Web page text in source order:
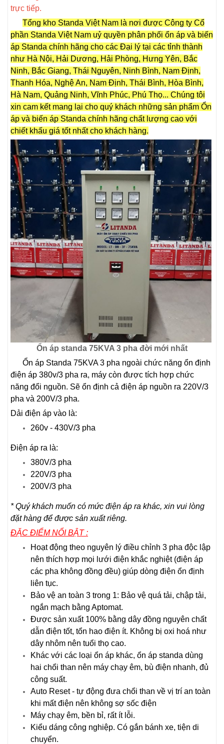
trực tiếp.
Tổng kho Standa Việt Nam là nơi được Công ty Cổ
phần Standa Việt Nam uỷ quyền phân phối ổn áp và biến
áp Standa chính hãng cho các Đại lý tại các tỉnh thành
như Hà Nội, Hải Dương, Hải Phòng, Hưng Yên, Bắc
Ninh, Bắc Giang, Thái Nguyên, Ninh Bình, Nam Định,
Thanh Hóa, Nghệ An, Nam Định, Thái Bình, Hòa Bình,
Hà Nam, Quảng Ninh, Vĩnh Phúc, Phú Thọ... Chúng tôi
xin cam kết mang lại cho quý khách những sản phẩm Ổn
áp và biến áp Standa chính hãng chất lượng cao với
chiết khấu giá tốt nhất cho khách hàng.
Ổn áp standa 75KVA 3 pha đời mới nhất
Ổn áp Standa 75KVA 3 pha ngoài chức năng ổn định
điện áp 380v/3 pha ra, máy còn được tích hợp chức
năng đổi nguồn. Sẽ ổn định cả điện áp nguồn ra 220V/3
pha và 200V/3 pha.
Dải điện áp vào là:
260v - 430V/3 pha
Điện áp ra là:
380V/3 pha
220V/3 pha
200V/3 pha
* Quý khách muốn có mức điện áp ra khác, xin vui lòng
đặt hàng để được sản xuất riêng.
ĐẶC ĐIỂM NỔI BẬT :
Hoạt động theo nguyên lý điều chỉnh 3 pha độc lập
nên thích hợp mọi lưới điện khắc nghiệt (điện áp
các pha không đồng đều) giúp dòng điện ổn định
liên tục.
Bảo vệ an toàn 3 trong 1: Bảo vệ quá tải, chập tải,
ngắn mạch bằng Aptomat.
Được sản xuất 100% bằng dây đồng nguyên chất
dẫn điện tốt, tổn hao điện ít. Không bị oxi hoá như
dây nhôm nên tuổi thọ cao.
Khác với các loại ổn áp khác, ổn áp standa dùng
hai chổi than nên máy chạy êm, bù điện nhanh, đủ
công suất.
Auto Reset - tự động đưa chổi than về vị trí an toàn
khi mất điện nên không sợ sốc điện
Máy chạy êm, bền bỉ, rất ít lỗi.
Kiểu dáng công nghiệp. Có gắn bánh xe, tiện di
chuyển.